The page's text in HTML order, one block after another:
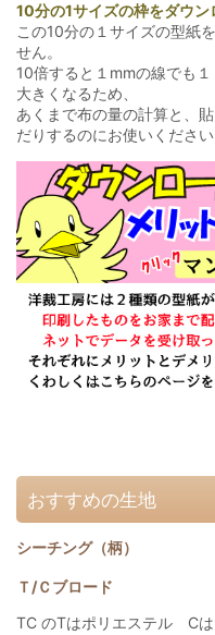
10分の1サイズの枠をダウン
この10分の１サイズの型紙
せん。
10倍すると１mmの線でも
大きくなるため、
あくまで布の量の計算と、
だりするのにお使いください
おすすめの生地
シーチング（柄）
Ｔ/Ｃブロード
TC のTはポリエステル Cは